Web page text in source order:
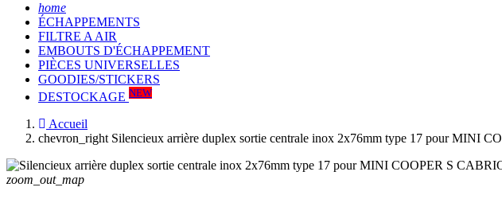
home
ÉCHAPPEMENTS
FILTRE A AIR
EMBOUTS D'ÉCHAPPEMENT
PIÈCES UNIVERSELLES
GOODIES/STICKERS
DESTOCKAGE NEW
Accueil
chevron_right Silencieux arrière duplex sortie centrale inox 2x76mm type 17 pour MINI
zoom_out_map